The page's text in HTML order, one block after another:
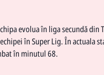
evolua în liga secundă din
în Super Lig. În actuala
în minutul 68.